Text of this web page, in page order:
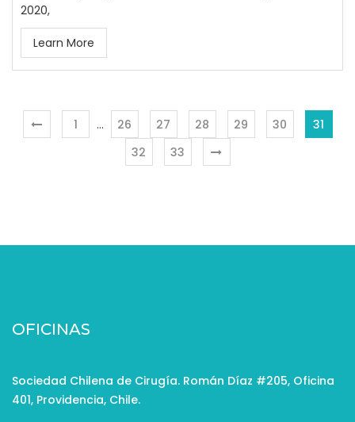
2020,
Learn More
1 … 26 27 28 29 30
31
32
33
OFICINAS
Sociedad Chilena de Cirugía. Román Díaz #205, Oficina
401, Providencia, Chile.